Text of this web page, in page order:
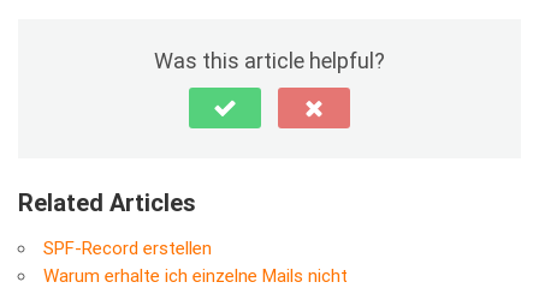
Was this article helpful?
Related Articles
SPF-Record erstellen
Warum erhalte ich einzelne Mails nicht